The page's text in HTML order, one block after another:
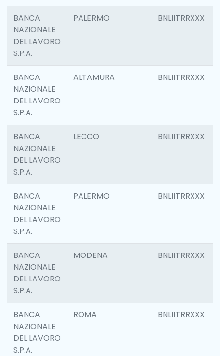
BANCA
NAZIONALE
DEL LAVORO
S.P.A.
PALERMO BNLIITRRXXX
BANCA
NAZIONALE
DEL LAVORO
S.P.A.
ALTAMURA BNLIITRRXXX
BANCA
NAZIONALE
DEL LAVORO
S.P.A.
LECCO BNLIITRRXXX
BANCA
NAZIONALE
DEL LAVORO
S.P.A.
PALERMO BNLIITRRXXX
BANCA
NAZIONALE
DEL LAVORO
S.P.A.
MODENA BNLIITRRXXX
BANCA
NAZIONALE
DEL LAVORO
S.P.A.
ROMA BNLIITRRXXX